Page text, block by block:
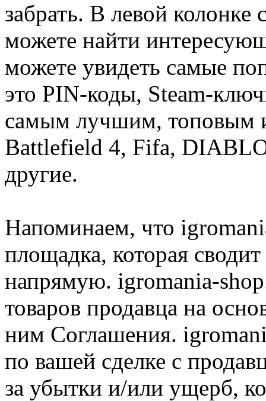
забрать. В левой
можете найти
можете увидеть самые
это PIN-коды, Steam-
самым лучшим, топовым
Battlefield 4, Fifa,
другие.
Напоминаем, что
площадка, которая
напрямую. igromania-
товаров продавца на
ним Соглашения.
по вашей сделке с
за убытки и/или ущерб,